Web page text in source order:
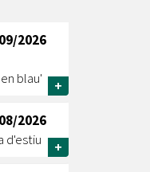
2026
blau'
+
2026
d'estiu
+